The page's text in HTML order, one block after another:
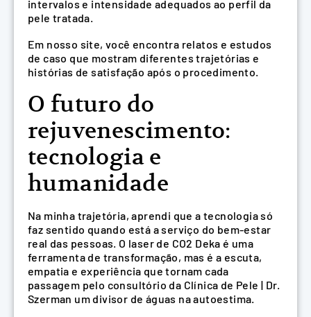
intervalos e intensidade adequados ao perfil da
pele tratada.
Em nosso site, você encontra relatos e estudos
de caso que mostram diferentes trajetórias e
histórias de satisfação após o procedimento.
O futuro do
rejuvenescimento:
tecnologia e
humanidade
Na minha trajetória, aprendi que a tecnologia só
faz sentido quando está a serviço do bem-estar
real das pessoas. O laser de CO2 Deka é uma
ferramenta de transformação, mas é a escuta,
empatia e experiência que tornam cada
passagem pelo consultório da Clínica de Pele | Dr.
Szerman um divisor de águas na autoestima.